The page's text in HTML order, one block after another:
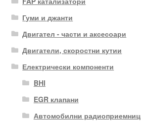
Гуми и джанти
Двигател - части и аксесоари
Двигатели, скоростни кутии
Електрически компоненти
BHI
EGR клапани
Автомобилни